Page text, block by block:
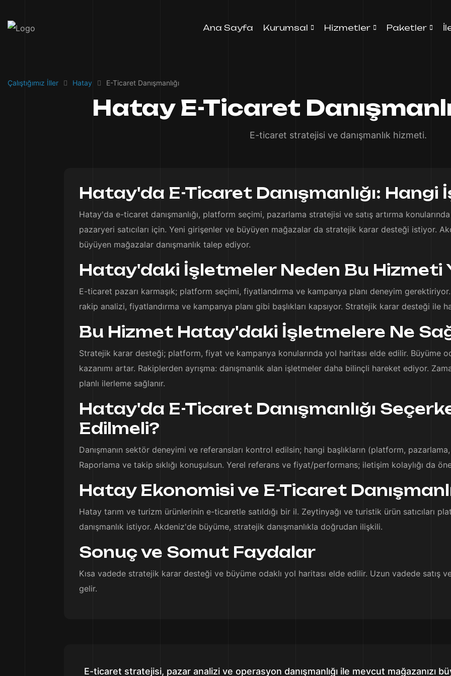
Ana Sayfa Kurumsal Hizmetler Paketler
Çalıştığımız İller Hatay E-Ticaret Danışmanlığı
Hatay E-Ticaret
E-ticaret stratejisi ve danışmanlık hizmeti.
Hatay'da E-Ticaret Danışmanlığı: Hangi
Hatay'da e-ticaret danışmanlığı, platform seçimi, pazarlama stratejisi ve satış artırma
pazaryeri satıcıları için. Yeni girişenler ve büyüyen mağazalar da stratejik karar desteği istiyor.
büyüyen mağazalar danışmanlık talep ediyor.
Hatay'daki İşletmeler Neden Bu Hizmeti
E-ticaret pazarı karmaşık; platform seçimi, fiyatlandırma ve kampanya planı deneyim
rakip analizi, fiyatlandırma ve kampanya planı gibi başlıkları kapsıyor. Stratejik karar desteği ile
Bu Hizmet Hatay'daki İşletmelere Ne
Stratejik karar desteği; platform, fiyat ve kampanya konularında yol haritası elde edilir. Büyüme
kazanımı artar. Rakiplerden ayrışma: danışmanlık alan işletmeler daha bilinçli hareket ediyor.
planlı ilerleme sağlanır.
Hatay'da E-Ticaret Danışmanlığı
Edilmeli?
Danışmanın sektör deneyimi ve referansları kontrol edilsin; hangi başlıkların (platform,
Raporlama ve takip sıklığı konuşulsun. Yerel referans ve fiyat/performans; iletişim kolaylığı da
Hatay Ekonomisi ve E-Ticaret
Hatay tarım ve turizm ürünlerinin e-ticaretle satıldığı bir il. Zeytinyağı ve turistik ürün satıcıları
danışmanlık istiyor. Akdeniz'de büyüme, stratejik danışmanlıkla doğrudan ilişkili.
Sonuç ve Somut Faydalar
Kısa vadede stratejik karar desteği ve büyüme odaklı yol haritası elde edilir. Uzun vadede satış
gelir.
E-ticaret stratejisi, pazar analizi ve operasyon danışmanlığı ile mevcut mağazanızı